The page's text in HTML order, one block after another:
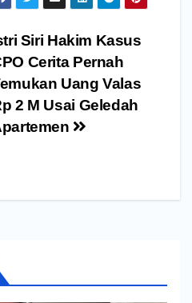
Siri Hakim Kasus
Cerita Pernah
Uang Valas
2 M Usai Geledah